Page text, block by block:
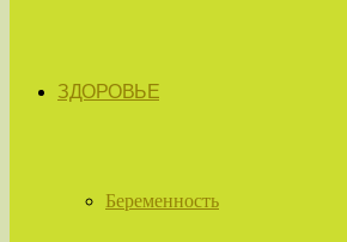
ЗДОРОВЬЕ
Беременность